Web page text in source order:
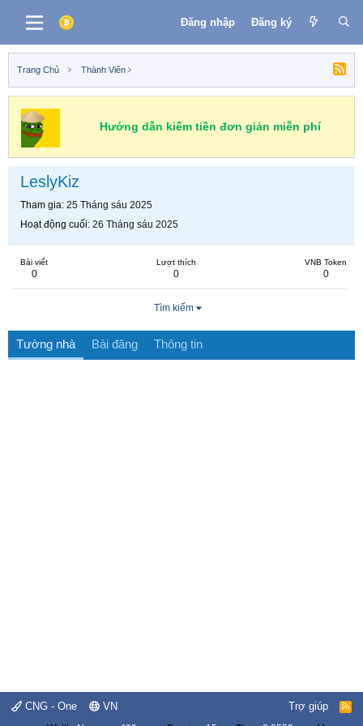
Đăng nhập Đăng ký
Trang Chủ Thành Viên
Hướng dẫn kiếm tiền đơn giản miễn phí
LeslyKiz
Tham gia 25 Tháng sáu 2025
Hoạt động cuối 26 Tháng sáu 2025
Bài viết
0
Lượt thích
0
VNB Token
0
Tìm kiếm
Tường nhà Bài đăng Thông tin
CNG - One VN Trợ giúp
R